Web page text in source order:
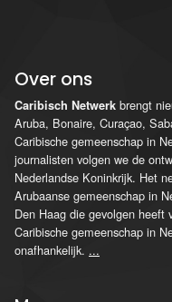
Over ons
Caribisch Netwerk brengt
Aruba, Bonaire, Curaçao,
Caribische gemeenschap in
journalisten volgen we de
Nederlandse Koninkrijk. Het
Arubaanse gemeenschap in
Den Haag die gevolgen heeft
Caribische gemeenschap in
onafhankelijk. ...